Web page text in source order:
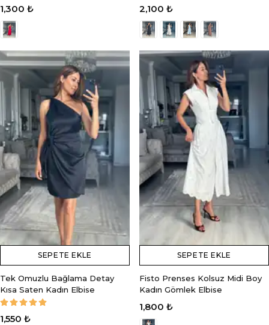
1,300 ₺ 2,100 ₺
SEPETE EKLE
Tek Omuzlu Bağlama Detay
Kısa Saten Kadın Elbise
1,550 ₺
SEPETE EKLE
Fisto Prenses Kolsuz Midi Boy
Kadın Gömlek Elbise
1,800 ₺